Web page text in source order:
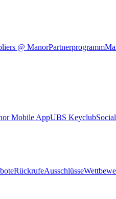
@ ManorPartnerprogramm
Mobile AppUBS Keyclub
RückrufeAusschlüsse